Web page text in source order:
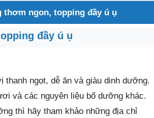
thơm ngon, topping đầy ú ụ
đầy ú ụ
ngọt, dễ ăn và giàu dinh dưỡng.
và các nguyên liệu bổ dưỡng khác.
thì hãy tham khảo những địa chỉ